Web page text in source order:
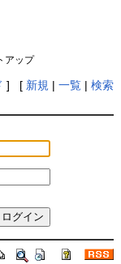
アップ
] [ 新規 | 一覧| 検索